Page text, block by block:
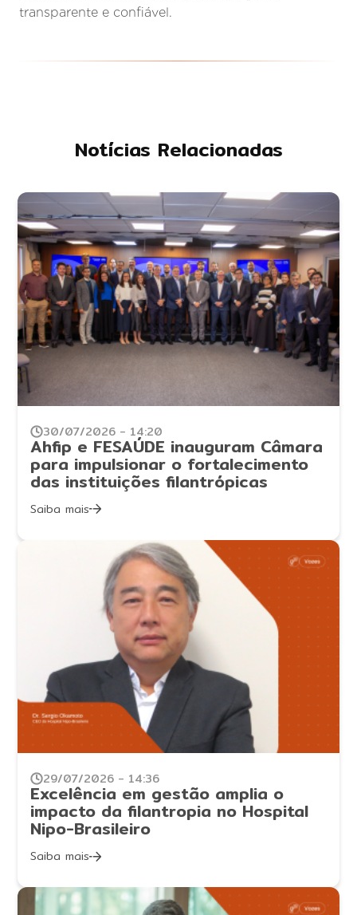
transparente e confiável.
Notícias Relacionadas
30/07/2026 - 14:20
Ahfip e FESAÚDE inauguram Câmara
para impulsionar o fortalecimento
das instituições filantrópicas
Saiba mais
29/07/2026 - 14:36
Excelência em gestão amplia o
impacto da filantropia no Hospital
Nipo-Brasileiro
Saiba mais